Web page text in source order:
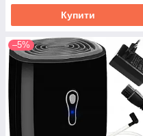
Купити
–5%